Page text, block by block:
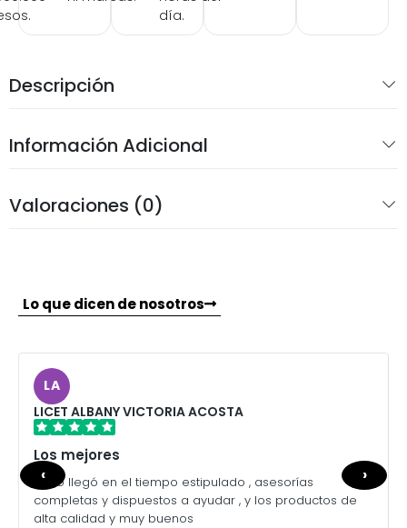
día.
Descripción
Información Adicional
Valoraciones (0)
Lo que dicen de nosotros
LA
LICET ALBANY VICTORIA ACOSTA
Los mejores
Todo llegó en el tiempo estipulado , asesorías
completas y dispuestos a ayudar , y los productos de
alta calidad y muy buenos
‹ ›